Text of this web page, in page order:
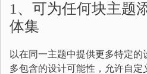
1、可为任何块主题
体集
以在同一主题中提供更多特定
多包含的设计可能性，允许自定